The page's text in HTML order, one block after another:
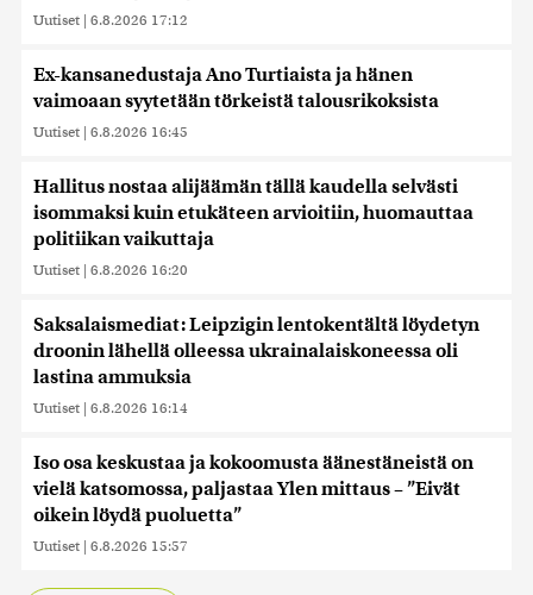
Uutiset | 6.8.2026 17:12
Ex-kansanedustaja Ano Turtiaista ja hänen
vaimoaan syytetään törkeistä talousrikoksista
Uutiset | 6.8.2026 16:45
Hallitus nostaa alijäämän tällä kaudella selvästi
isommaksi kuin etukäteen arvioitiin, huomauttaa
politiikan vaikuttaja
Uutiset | 6.8.2026 16:20
Saksalaismediat: Leipzigin lentokentältä löydetyn
droonin lähellä olleessa ukrainalaiskoneessa oli
lastina ammuksia
Uutiset | 6.8.2026 16:14
Iso osa keskustaa ja kokoomusta äänestäneistä on
vielä katsomossa, paljastaa Ylen mittaus – ”Eivät
oikein löydä puoluetta”
Uutiset | 6.8.2026 15:57